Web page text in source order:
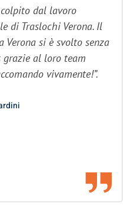
dal lavoro
di Traslochi Verona. Il
si è svolto senza
grazie al loro team
vivamente!”.